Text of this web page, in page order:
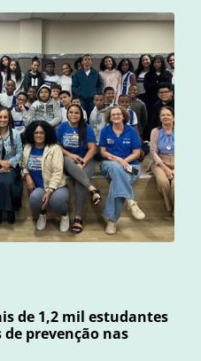
de 1,2 mil estudantes
prevenção nas